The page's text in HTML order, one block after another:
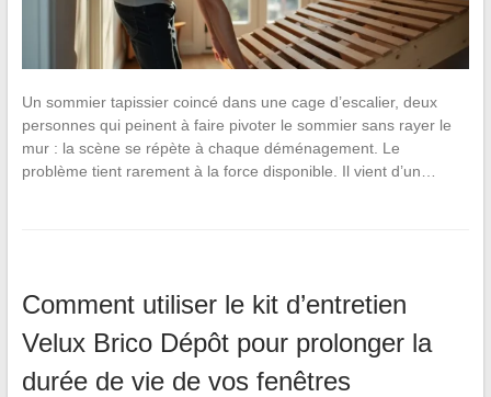
Un sommier tapissier coincé dans une cage d’escalier, deux
personnes qui peinent à faire pivoter le sommier sans rayer le
mur : la scène se répète à chaque déménagement. Le
problème tient rarement à la force disponible. Il vient d’un…
Comment utiliser le kit d’entretien
Velux Brico Dépôt pour prolonger la
durée de vie de vos fenêtres